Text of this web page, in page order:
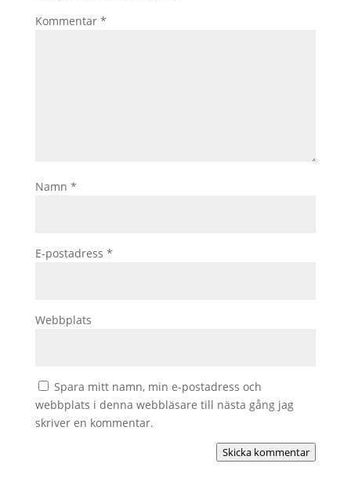
Kommentar *
Namn *
E-postadress *
Webbplats
Spara mitt namn, min e-postadress och
webbplats i denna webbläsare till nästa gång jag
skriver en kommentar.
Skicka kommentar